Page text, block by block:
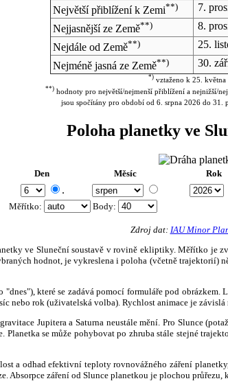
Největší přiblížení k Zemi**) 7.
Nejjasnější ze Země**) 8.
Nejdále od Země**) 25.
Nejméně jasná ze Země**) 30.
*)vztaženo k 25. května
**) hodnoty pro největší/nejmenší přiblížení a nejnižší/
jsou spočítány pro období od 6. srpna 2026 do 31.
Poloha planetky ve
Den Měsíc Rok
.
Měřítko: Body:
Zdroj dat: IAU Minor
ve Sluneční soustavě v rovině ekliptiky. Měřítko
hodnot, je vykreslena i poloha (včetně trajektorií)
které se zadává pomocí formuláře pod
nebo rok (uživatelská volba). Rychlost animace je
Jupitera a Saturna neustále mění. Pro Slunce
Planetka se může pohybovat po zhruba stále stejné
a odhad efektivní teploty rovnovážného záření
záření od Slunce planetkou je plochou průřezu,